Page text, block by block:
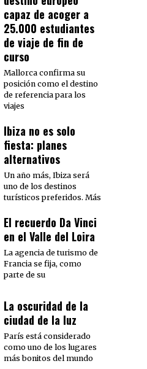
capaz de acoger a
25.000 estudiantes
de viaje de fin de
curso
Mallorca confirma su
posición como el destino
de referencia para los
viajes
Ibiza no es solo
fiesta: planes
alternativos
Un año más, Ibiza será
uno de los destinos
turísticos preferidos. Más
El recuerdo Da Vinci
en el Valle del Loira
La agencia de turismo de
Francia se fija, como
parte de su
La oscuridad de la
ciudad de la luz
París está considerado
como uno de los lugares
más bonitos del mundo